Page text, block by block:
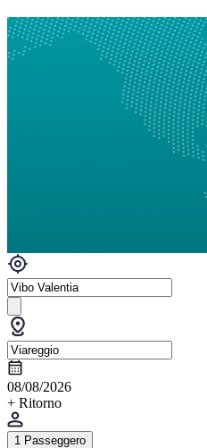
08/08/2026
+ Ritorno
1 Passeggero